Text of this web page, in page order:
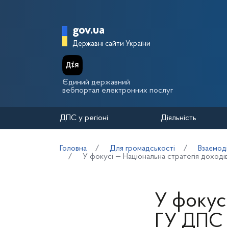
Головна сторінка
gov.ua
Державні сайти України
Єдиний державний
вебпортал електронних послуг
ДПС у регіоні Діяльність
Головна Для громадськості
У фокусі — Національна стратегія
У
ГУ ДПС